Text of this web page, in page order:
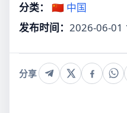
分类：
🇨🇳 中国
发布时间： 2026-06-01
分享